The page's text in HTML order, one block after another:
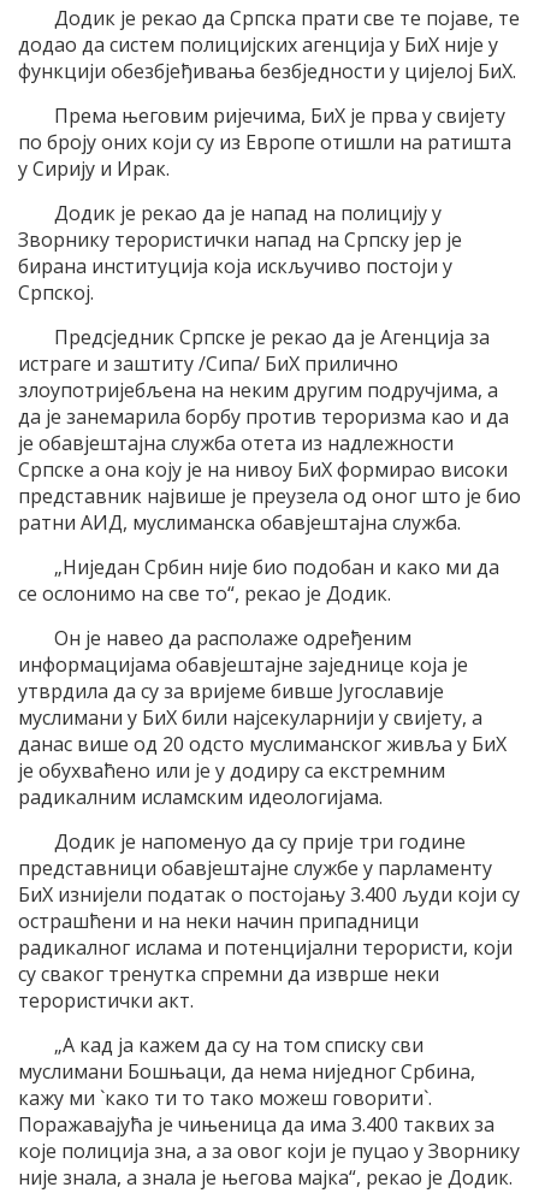
Додик је рекао да Српска прати све те појаве, те
додао да систем полицијских агенција у БиХ није у
функцији обезбјеђивања безбједности у цијелој БиХ.
Према његовим ријечима, БиХ је прва у свијету
по броју оних који су из Европе отишли на ратишта
у Сирију и Ирак.
Додик је рекао да је напад на полицију у
Зворнику терористички напад на Српску јер је
бирана институција која искључиво постоји у
Српској.
Предсједник Српске је рекао да је Агенција за
истраге и заштиту /Сипа/ БиХ прилично
злоупотријебљена на неким другим подручјима, а
да је занемарила борбу против тероризма као и да
је обавјештајна служба отета из надлежности
Српске а она коју је на нивоу БиХ формирао високи
представник највише је преузела од оног што је био
ратни АИД, муслиманска обавјештајна служба.
„Ниједан Србин није био подобан и како ми да
се ослонимо на све то“, рекао је Додик.
Он је навео да располаже одређеним
информацијама обавјештајне заједнице која је
утврдила да су за вријеме бивше Југославије
муслимани у БиХ били најсекуларнији у свијету, а
данас више од 20 одсто муслиманског живља у БиХ
је обухваћено или је у додиру са екстремним
радикалним исламским идеологијама.
Додик је напоменуо да су прије три године
представници обавјештајне службе у парламенту
БиХ изнијели податак о постојању 3.400 људи који су
острашћени и на неки начин припадници
радикалног ислама и потенцијални терористи, који
су сваког тренутка спремни да изврше неки
терористички акт.
„А кад ја кажем да су на том списку сви
муслимани Бошњаци, да нема ниједног Србина,
кажу ми `како ти то тако можеш говорити`.
Поражавајућа је чињеница да има 3.400 таквих за
које полиција зна, а за овог који је пуцао у Зворнику
није знала, а знала је његова мајка“, рекао је Додик.